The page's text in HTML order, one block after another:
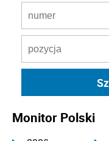
Monitor Polski